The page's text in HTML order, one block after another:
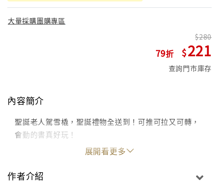
大量採購團購專區
79
280
221
查詢門市庫存
內容簡介
聖誕老人駕雪橇，聖誕禮物全送到！可推可拉又可轉，
會動的書真好玩！
展開看更多
作者介紹